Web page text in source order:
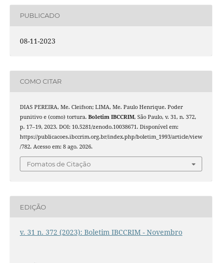
PUBLICADO
08-11-2023
COMO CITAR
DIAS PEREIRA, Me. Cleifson; LIMA, Me. Paulo Henrique. Poder
punitivo e (como) tortura. Boletim IBCCRIM, São Paulo, v. 31, n. 372,
p. 17–19, 2023. DOI: 10.5281/zenodo.10038671. Disponível em:
https://publicacoes.ibccrim.org.br/index.php/boletim_1993/article/view
/782. Acesso em: 8 ago. 2026.
Fomatos de Citação
EDIÇÃO
v. 31 n. 372 (2023): Boletim IBCCRIM - Novembro